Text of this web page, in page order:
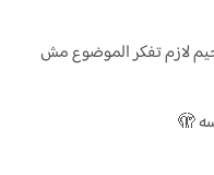
لازم تفكر الموضوع مش